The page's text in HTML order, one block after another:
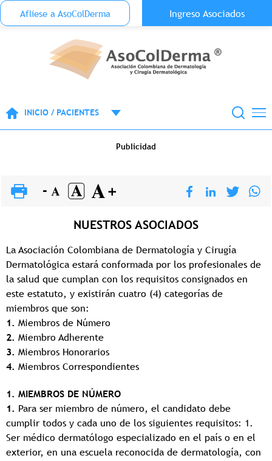
Pasar al contenido principal
Menu Top Anónimo
Aflíese a AsoColDerma Ingreso Asociados
INICIO / PACIENTES
Publicidad
NUESTROS ASOCIADOS
La Asociación Colombiana de Dermatología y Cirugía
Dermatológica estará conformada por los profesionales de
la salud que cumplan con los requisitos consignados en
este estatuto, y existirán cuatro (4) categorías de
miembros que son:
1. Miembros de Número
2. Miembro Adherente
3. Miembros Honorarios
4. Miembros Correspondientes
1. MIEMBROS DE NÚMERO
1. Para ser miembro de número, el candidato debe
cumplir todos y cada uno de los siguientes requisitos: 1.
Ser médico dermatólogo especializado en el país o en el
exterior, en una escuela reconocida de dermatología, con